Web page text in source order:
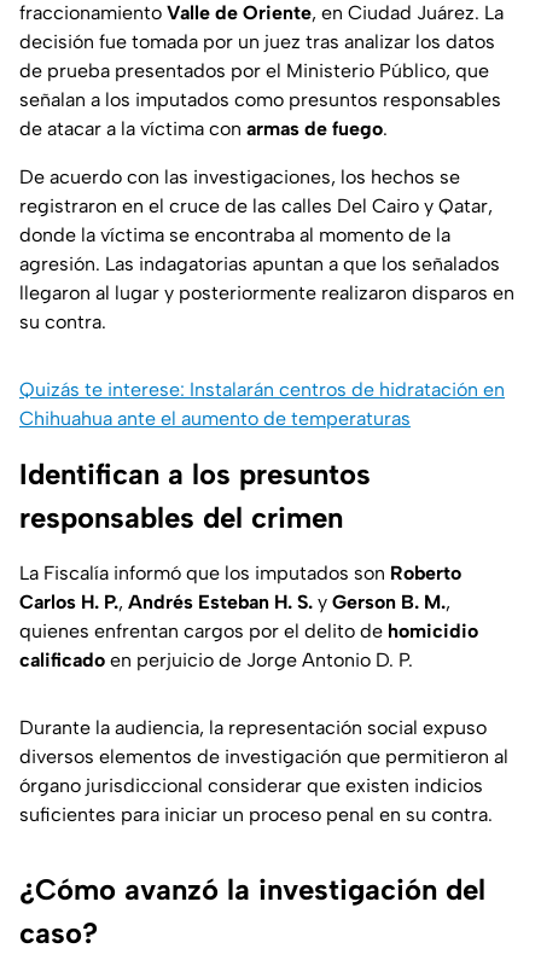
fraccionamiento Valle de Oriente, en Ciudad Juárez. La
decisión fue tomada por un juez tras analizar los datos
de prueba presentados por el Ministerio Público, que
señalan a los imputados como presuntos responsables
de atacar a la víctima con armas de fuego.
De acuerdo con las investigaciones, los hechos se
registraron en el cruce de las calles Del Cairo y Qatar,
donde la víctima se encontraba al momento de la
agresión. Las indagatorias apuntan a que los señalados
llegaron al lugar y posteriormente realizaron disparos en
su contra.
Quizás te interese: Instalarán centros de hidratación en
Chihuahua ante el aumento de temperaturas
Identifican a los presuntos
responsables del crimen
La Fiscalía informó que los imputados son Roberto
Carlos H. P., Andrés Esteban H. S. y Gerson B. M.,
quienes enfrentan cargos por el delito de homicidio
calificado en perjuicio de Jorge Antonio D. P.
Durante la audiencia, la representación social expuso
diversos elementos de investigación que permitieron al
órgano jurisdiccional considerar que existen indicios
suficientes para iniciar un proceso penal en su contra.
¿Cómo avanzó la investigación del
caso?